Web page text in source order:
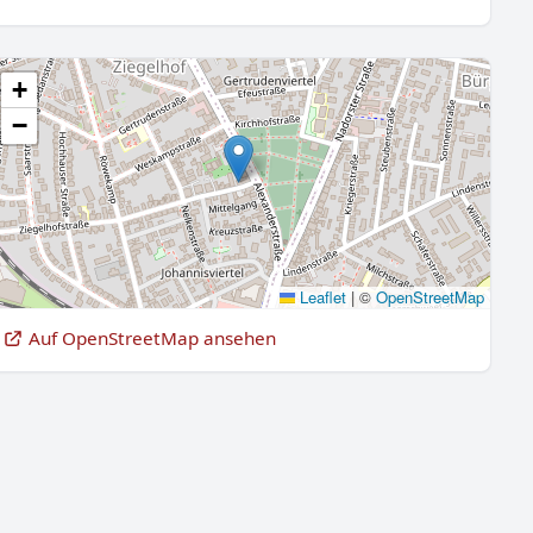
+
−
Leaflet |© OpenStreetMap
Auf OpenStreetMap ansehen